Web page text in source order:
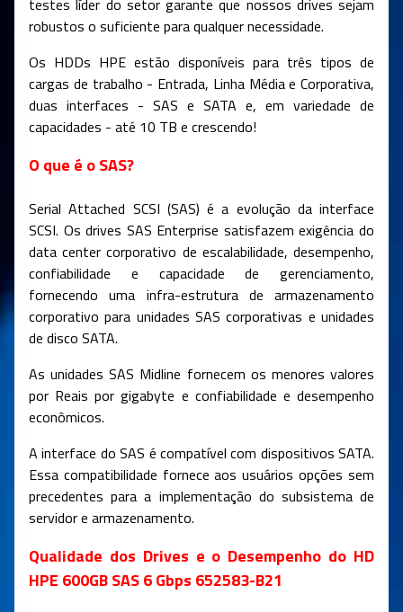
testes líder do setor garante que nossos drives sejam
robustos o suficiente para qualquer necessidade.
Os HDDs HPE estão disponíveis para três tipos de
cargas de trabalho - Entrada, Linha Média e Corporativa,
duas interfaces - SAS e SATA e, em variedade de
capacidades - até 10 TB e crescendo!
O que é o SAS?
Serial Attached SCSI (SAS) é a evolução da interface
SCSI. Os drives SAS Enterprise satisfazem exigência do
data center corporativo de escalabilidade, desempenho,
confiabilidade e capacidade de gerenciamento,
fornecendo uma infra-estrutura de armazenamento
corporativo para unidades SAS corporativas e unidades
de disco SATA.
As unidades SAS Midline fornecem os menores valores
por Reais por gigabyte e confiabilidade e desempenho
econômicos.
A interface do SAS é compatível com dispositivos SATA.
Essa compatibilidade fornece aos usuários opções sem
precedentes para a implementação do subsistema de
servidor e armazenamento.
Qualidade dos Drives e o Desempenho do HD
HPE 600GB SAS 6 Gbps 652583-B21